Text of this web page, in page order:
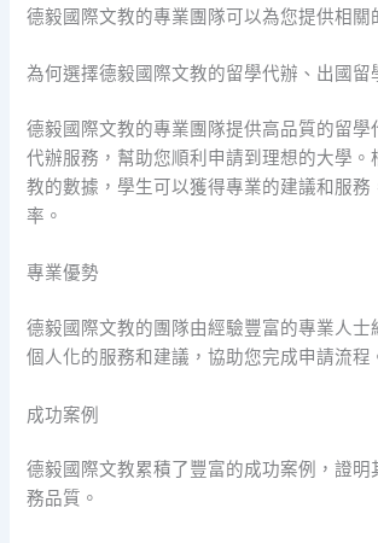
德毅國際文教的專業團隊可以為您提供相關
為何選擇德毅國際文教的留學代辦、出國留
德毅國際文教的專業團隊提供高品質的留學
代辦服務，幫助您順利申請到理想的大學。
教的數據，學生可以獲得專業的建議和服務
率。
專業優勢
德毅國際文教的團隊由經驗豐富的專業人士
個人化的服務和建議，協助您完成申請流程
成功案例
德毅國際文教累積了豐富的成功案例，證明
務品質。